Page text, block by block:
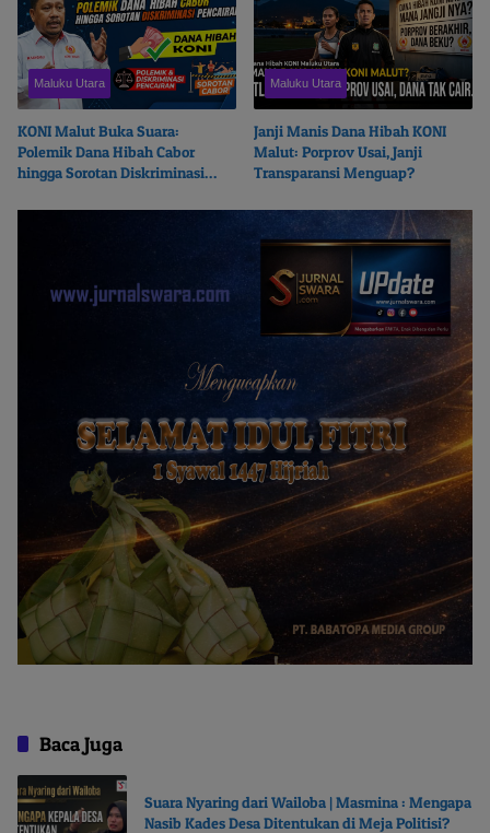
Maluku Utara
KONI Malut Buka Suara:
Polemik Dana Hibah Cabor
hingga Sorotan Diskriminasi
Maluku Utara
Janji Manis Dana Hibah KONI
Malut: Porprov Usai, Janji
Transparansi Menguap?
Baca Juga
Suara Nyaring dari Wailoba | Masmina : Mengapa
Nasib Kades Desa Ditentukan di Meja Politisi?